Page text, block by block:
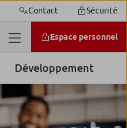
Contact Sécurité
Espace personnel
Développement